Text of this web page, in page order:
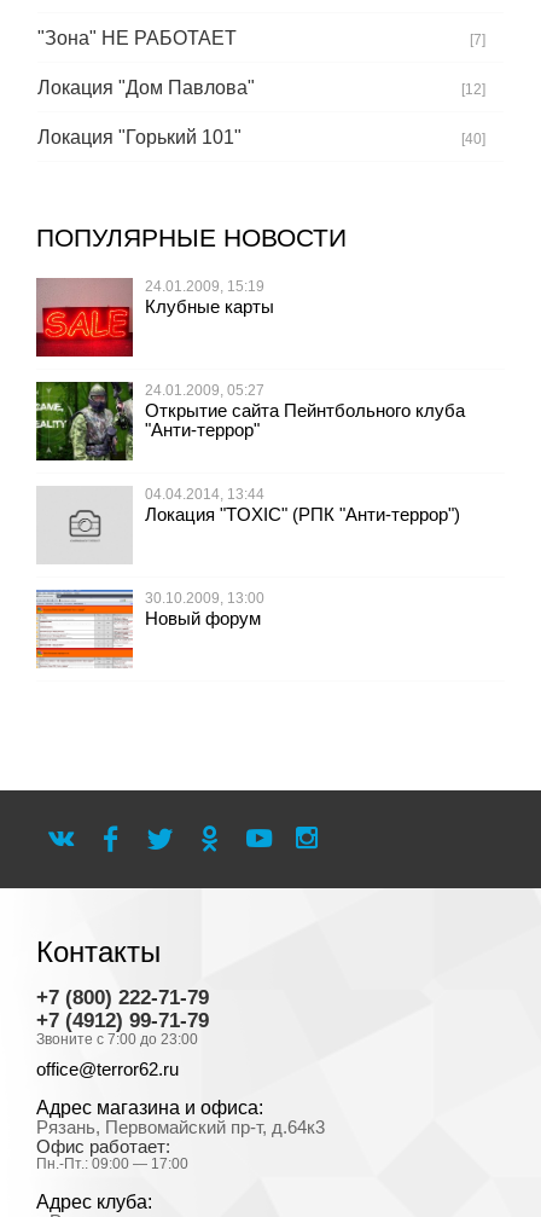
"Зона" НЕ РАБОТАЕТ [7]
Локация "Дом Павлова" [12]
Локация "Горький 101" [40]
ПОПУЛЯРНЫЕ НОВОСТИ
24.01.2009, 15:19
Клубные карты
24.01.2009, 05:27
Открытие сайта Пейнтбольного клуба
"Анти-террор"
04.04.2014, 13:44
Локация "TOXIC" (РПК "Анти-террор")
30.10.2009, 13:00
Новый форум
Контакты
+7 (800) 222-71-79
+7 (4912) 99-71-79
Звоните с 7:00 до 23:00
office@terror62.ru
Адрес магазина и офиса:
Рязань, Первомайский пр-т, д.64к3
Офис работает:
Пн.-Пт.: 09:00 — 17:00
Адрес клуба: